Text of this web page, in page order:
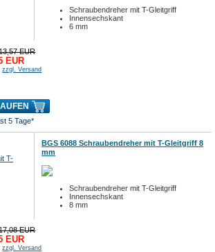
Schraubendreher mit T-Gleitgriff
Innensechskant
6 mm
EUR
EUR
zzgl. Versand
5 Tage*
BGS 6088 Schraubendreher mit T-Gleitgriff 8
mm
Schraubendreher mit T-Gleitgriff
Innensechskant
8 mm
EUR
EUR
zzgl. Versand